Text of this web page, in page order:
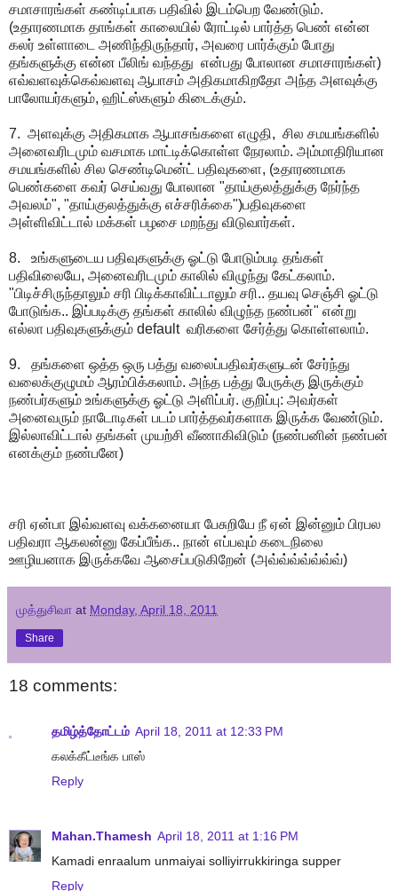
சமாசாரங்கள் கண்டிப்பாக பதிவில் இடம்பெற வேண்டும்.
(உதாரணமாக தாங்கள் காலையில் ரோட்டில் பார்த்த பெண் என்ன
கலர் உள்ளாடை அணிந்திருந்தார், அவரை பார்க்கும் போது
தங்களுக்கு என்ன பீலிங் வந்தது என்பது போலான சமாசாரங்கள்)
எவ்வளவுக்கெவ்வளவு ஆபாசம் அதிகமாகிறதோ அந்த அளவுக்கு
பாலோயர்களும், ஹிட்ஸ்களும் கிடைக்கும்.
7. அளவுக்கு அதிகமாக ஆபாசங்களை எழுதி, சில சமயங்களில்
அனைவரிடமும் வசமாக மாட்டிக்கொள்ள நேரலாம். அம்மாதிரியான
சமயங்களில் சில செண்டிமென்ட் பதிவுகளை, (உதாரணமாக
பெண்களை கவர் செய்வது போலான "தாய்குலத்துக்கு நேர்ந்த
அவலம்", "தாய்குலத்துக்கு எச்சரிக்கை")பதிவுகளை
அள்ளிவிட்டால் மக்கள் பழசை மறந்து விடுவார்கள்.
8. உங்களுடைய பதிவுகளுக்கு ஓட்டு போடும்படி தங்கள்
பதிவிலையே, அனைவரிடமும் காலில் விழுந்து கேட்கலாம்.
"பிடிச்சிருந்தாலும் சரி பிடிக்காவிட்டாலும் சரி.. தயவு செஞ்சி ஓட்டு
போடுங்க.. இப்படிக்கு தங்கள் காலில் விழுந்த நண்பன்" என்று
எல்லா பதிவுகளுக்கும் default வரிகளை சேர்த்து கொள்ளலாம்.
9. தங்களை ஒத்த ஒரு பத்து வலைப்பதிவர்களுடன் சேர்ந்து
வலைக்குழுமம் ஆரம்பிக்கலாம். அந்த பத்து பேருக்கு இருக்கும்
நண்பர்களும் உங்களுக்கு ஓட்டு அளிப்பர். குறிப்பு: அவர்கள்
அனைவரும் நாடோடிகள் படம் பார்த்தவர்களாக இருக்க வேண்டும்.
இல்லாவிட்டால் தங்கள் முயற்சி வீணாகிவிடும் (நண்பனின் நண்பன்
எனக்கும் நண்பனே)
சரி ஏன்பா இவ்வளவு வக்கனையா பேசுறியே நீ ஏன் இன்னும் பிரபல
பதிவரா ஆகலன்னு கேப்பீங்க.. நான் எப்பவும் கடைநிலை
ஊழியனாக இருக்கவே ஆசைப்படுகிறேன் (அவ்வ்வ்வ்வ்வ்வ்)
முத்துசிவா at Monday, April 18, 2011
Share
18 comments:
தமிழ்த்தோட்டம் April 18, 2011 at 12:33 PM
கலக்கீட்டீங்க பாஸ்
Reply
Mahan.Thamesh April 18, 2011 at 1:16 PM
Kamadi enraalum unmaiyai solliyirrukkiringa supper
Reply